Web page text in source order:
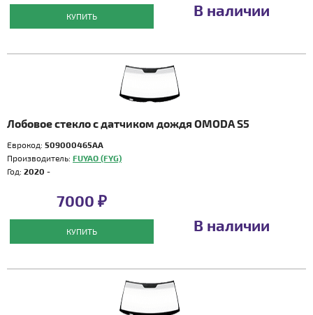
КУПИТЬ В наличии
Лобовое стекло с датчиком дождя OMODA S5
Еврокод: 509000465AA
Производитель: FUYAO (FYG)
Год: 2020 -
7000 ₽
КУПИТЬ В наличии